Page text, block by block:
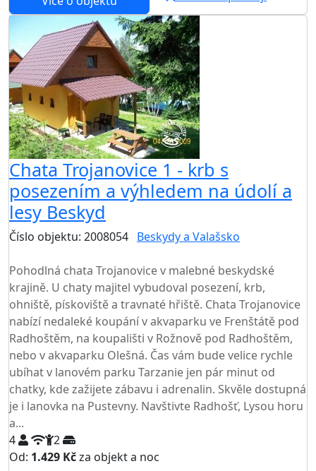
Chata Trojanovice 1 - krb s
posezením a výhledem na údolí a
lesy Beskyd
Číslo objektu: 2008054 Beskydy a Valašsko
Pohodlná chata Trojanovice v malebné beskydské
krajině. U chaty majitel vybudoval posezení, krb,
ohniště, pískoviště a travnaté hřiště. Chata Trojanovice
nabízí nedaleké koupání v akvaparku ve Frenštátě pod
Radhoštěm, na koupališti v Rožnově pod Radhoštěm,
nebo v akvaparku Olešná. Čas vám bude velice rychle
ubíhat v lanovém parku Tarzanie jen pár minut od
chatky, kde zažijete zábavu i adrenalin. Skvěle dostupná
je i lanovka na Pustevny. Navštivte Radhošť, Lysou horu
a...
4
2
Od: 1.429 Kčza objekt a noc